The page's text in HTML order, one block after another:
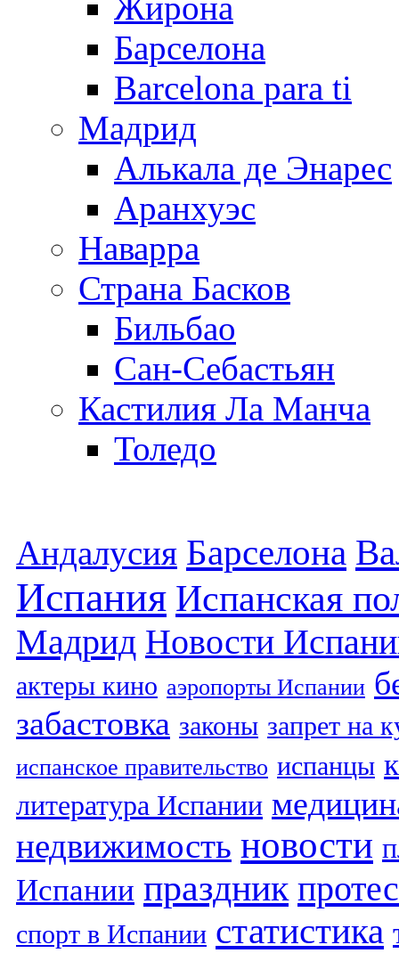
Жирона
Барселона
Barcelona para ti
Мадрид
Алькала де Энарес
Аранхуэс
Наварра
Страна Басков
Бильбао
Сан-Себастьян
Кастилия Ла Манча
Толедо
Андалусия Барселона
Испания Испанская
Мадрид Новости
актеры кино аэропорты Испании
забастовка законы запрет на
испанское правительство испанцы
литература Испании
недвижимость новости
Испании праздник
спорт в Испании статистика